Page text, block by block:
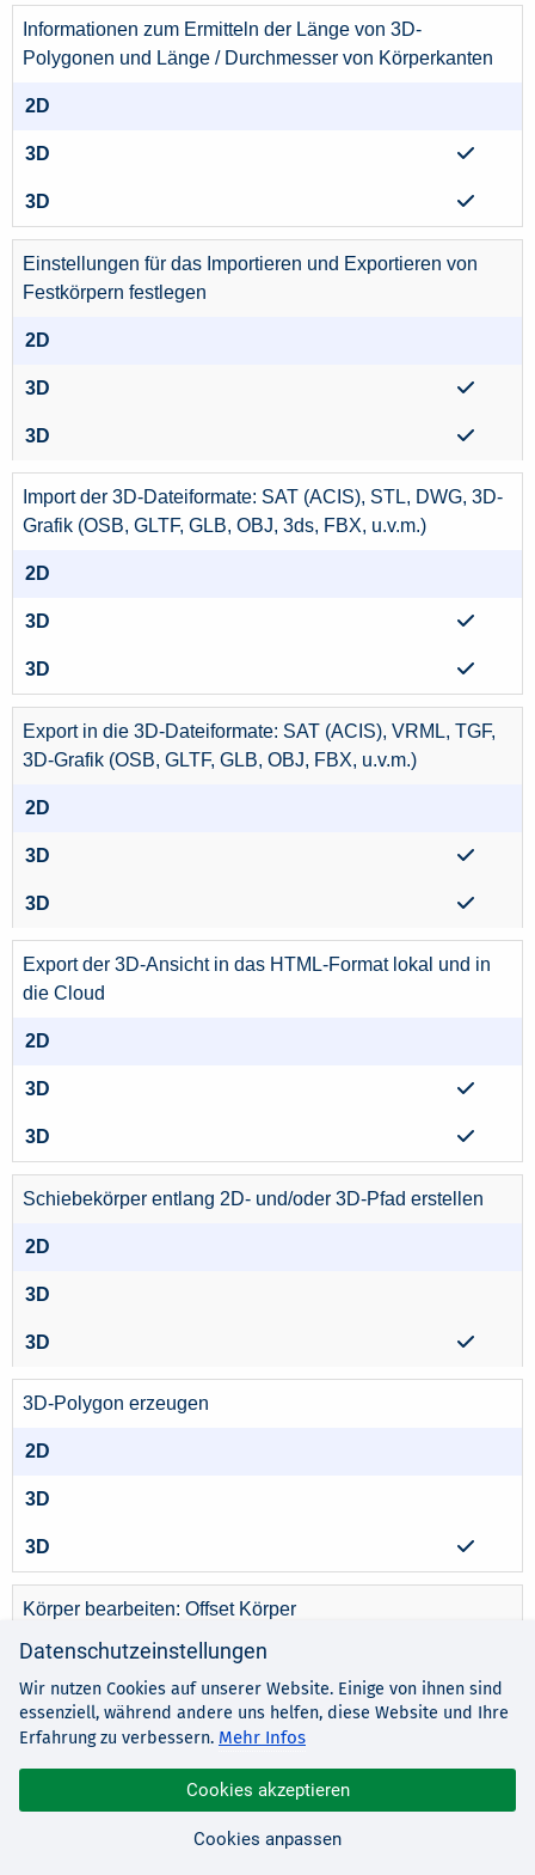
Informationen zum Ermitteln der Länge von 3D-
Polygonen und Länge / Durchmesser von Körperkanten
Einstellungen für das Importieren und Exportieren von
Festkörpern festlegen
Import der 3D-Dateiformate: SAT (ACIS), STL, DWG, 3D-
Grafik (OSB, GLTF, GLB, OBJ, 3ds, FBX, u.v.m.)
Export in die 3D-Dateiformate: SAT (ACIS), VRML, TGF,
3D-Grafik (OSB, GLTF, GLB, OBJ, FBX, u.v.m.)
Export der 3D-Ansicht in das HTML-Format lokal und in
die Cloud
Schiebekörper entlang 2D- und/oder 3D-Pfad erstellen
3D-Polygon erzeugen
Körper bearbeiten: Offset Körper
Körper bearbeiten: Offset Fläche
Datenschutzeinstellungen
Wir nutzen Cookies auf unserer Website. Einige von ihnen sind
essenziell, während andere uns helfen, diese Website und Ihre
Erfahrung zu verbessern. Mehr Infos
Cookies akzeptieren
Cookies anpassen